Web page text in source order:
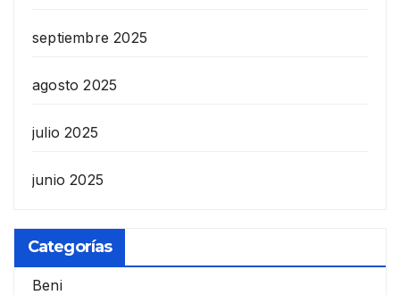
septiembre 2025
agosto 2025
julio 2025
junio 2025
Categorías
Beni